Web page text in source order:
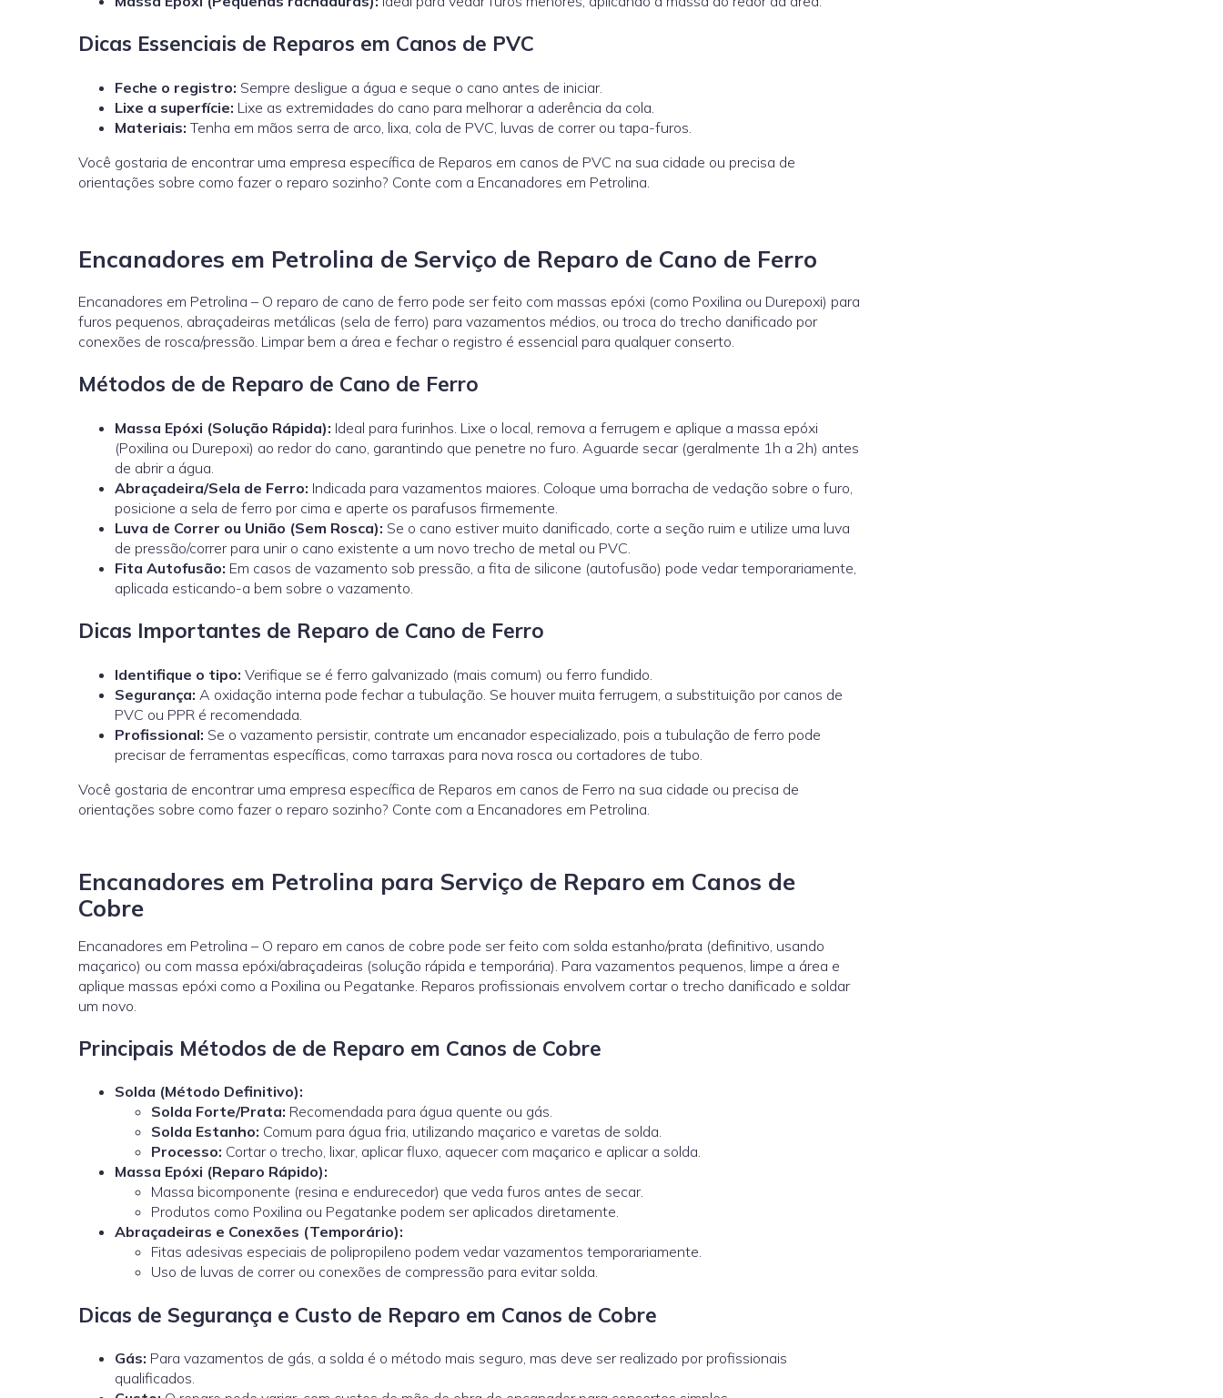
Dicas Essenciais de Reparos em Canos de PVC
Feche o registro: Sempre desligue a água e seque o cano antes de iniciar.
Lixe a superfície: Lixe as extremidades do cano para melhorar a aderência da cola.
Materiais: Tenha em mãos serra de arco, lixa, cola de PVC, luvas de correr ou tapa-furos.
Você gostaria de encontrar uma empresa específica de Reparos em canos de PVC na sua cidade ou precisa de
orientações sobre como fazer o reparo sozinho? Conte com a Encanadores em Petrolina.
Encanadores em Petrolina de Serviço de Reparo de Cano de Ferro
Encanadores em Petrolina – O reparo de cano de ferro pode ser feito com massas epóxi (como Poxilina ou Durepoxi) para
furos pequenos, abraçadeiras metálicas (sela de ferro) para vazamentos médios, ou troca do trecho danificado por
conexões de rosca/pressão. Limpar bem a área e fechar o registro é essencial para qualquer conserto.
Métodos de de Reparo de Cano de Ferro
Massa Epóxi (Solução Rápida): Ideal para furinhos. Lixe o local, remova a ferrugem e aplique a massa epóxi
(Poxilina ou Durepoxi) ao redor do cano, garantindo que penetre no furo. Aguarde secar (geralmente 1h a 2h) antes
de abrir a água.
Abraçadeira/Sela de Ferro: Indicada para vazamentos maiores. Coloque uma borracha de vedação sobre o furo,
posicione a sela de ferro por cima e aperte os parafusos firmemente.
Luva de Correr ou União (Sem Rosca): Se o cano estiver muito danificado, corte a seção ruim e utilize uma luva
de pressão/correrpara unir o cano existente a um novo trecho de metal ou PVC.
Fita Autofusão: Em casos de vazamento sob pressão, a fita de silicone (autofusão) pode vedar temporariamente,
aplicada esticando-a bem sobre o vazamento.
Dicas Importantes de Reparo de Cano de Ferro
Identifique o tipo: Verifique se é ferro galvanizado (mais comum) ou ferro fundido.
Segurança: A oxidação interna pode fechar a tubulação. Se houver muita ferrugem, a substituição por canos de
PVC ou PPR é recomendada.
Profissional: Se o vazamento persistir, contrate um encanador especializado, pois a tubulação de ferro pode
precisar de ferramentas específicas, como tarraxas para nova rosca ou cortadores de tubo.
Você gostaria de encontrar uma empresa específica de Reparos em canos de Ferro na sua cidade ou precisa de
orientações sobre como fazer o reparo sozinho? Conte com a Encanadores em Petrolina.
Encanadores em Petrolina para Serviço de Reparo em Canos de
Cobre
Encanadores em Petrolina – O reparo em canos de cobre pode ser feito com solda estanho/prata (definitivo, usando
maçarico) ou com massa epóxi/abraçadeiras (solução rápida e temporária). Para vazamentos pequenos, limpe a área e
aplique massas epóxi como a Poxilina ou Pegatanke. Reparos profissionais envolvem cortar o trecho danificado e soldar
um novo.
Principais Métodos de de Reparo em Canos de Cobre
Solda (Método Definitivo):
Solda Forte/Prata: Recomendada para água quente ou gás.
Solda Estanho: Comum para água fria, utilizando maçarico e varetas de solda.
Processo: Cortar o trecho, lixar, aplicar fluxo, aquecer com maçarico e aplicar a solda.
Massa Epóxi (Reparo Rápido):
Massa bicomponente (resina e endurecedor) que veda furos antes de secar.
Produtos como Poxilina ou Pegatanke podem ser aplicados diretamente.
Abraçadeiras e Conexões (Temporário):
Fitas adesivas especiais de polipropileno podem vedar vazamentos temporariamente.
Uso de luvas de correr ou conexões de compressão para evitar solda.
Dicas de Segurança e Custo de Reparo em Canos de Cobre
Gás: Para vazamentos de gás, a solda é o método mais seguro, mas deve ser realizado por profissionais
qualificados.